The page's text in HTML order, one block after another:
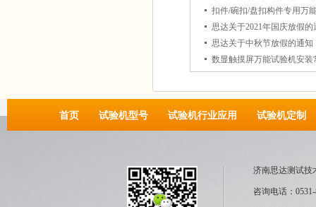
扣件/碗扣/盘扣构件专用万
思达关于2021年国庆放假的
思达关于中秋节放假的通知
数显触摸屏万能试验机安装
首页 试验机型号 试验机行业应用 试验机定制
济南思达测试技
咨询电话：